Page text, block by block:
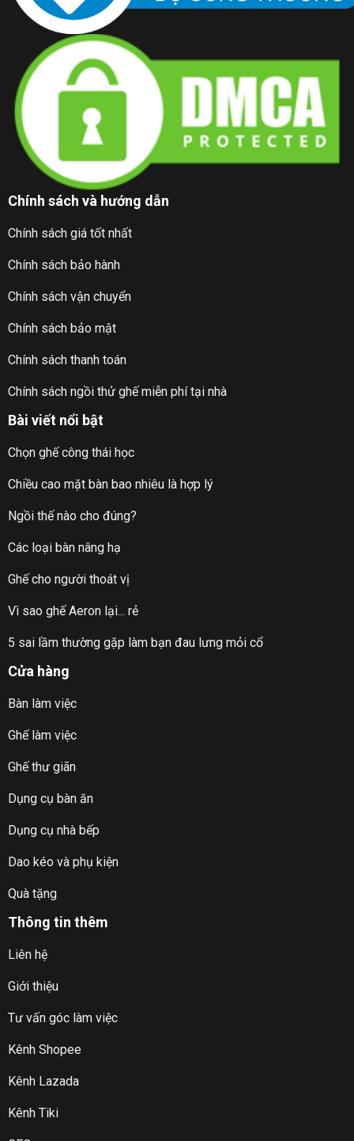
Chính sách và hướng dẫn
Chính sách giá tốt nhất
Chính sách bảo hành
Chính sách vận chuyển
Chính sách bảo mật
Chính sách thanh toán
Chính sách ngồi thử ghế miễn phí tại nhà
Bài viết nổi bật
Chọn ghế công thái học
Chiều cao mặt bàn bao nhiêu là hợp lý
Ngồi thế nào cho đúng?
Các loại bàn nâng hạ
Ghế cho người thoát vị
Vì sao ghế Aeron lại... rẻ
5 sai lầm thường gặp làm bạn đau lưng mỏi cổ
Cửa hàng
Bàn làm việc
Ghế làm việc
Ghế thư giãn
Dụng cụ bàn ăn
Dụng cụ nhà bếp
Dao kéo và phụ kiện
Quà tặng
Thông tin thêm
Liên hệ
Giới thiệu
Tư vấn góc làm việc
Kênh Shopee
Kênh Lazada
Kênh Tiki